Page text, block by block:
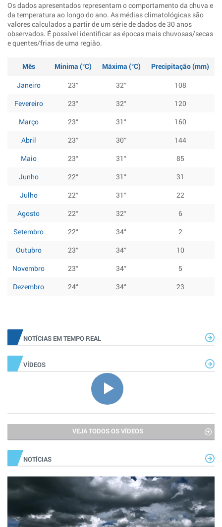
Os dados apresentados representam o comportamento da chuva e
da temperatura ao longo do ano. As médias climatológicas são
valores calculados a partir de um série de dados de 30 anos
observados. É possível identificar as épocas mais chuvosas/secas
e quentes/frias de uma região.
Mês Minima (°C) Máxima (°C)
Precipitação (mm)
Janeiro
23° 32°
108
Fevereiro
23° 32°
120
Março
23° 31°
160
Abril
23° 30°
144
Maio
23° 31°
85
Junho
22° 31°
31
Julho
22° 31°
22
Agosto
22° 32°
6
Setembro
22° 34°
2
Outubro
23° 34°
10
Novembro
23° 34°
5
Dezembro
24° 34° 23
NOTÍCIAS EM TEMPO REAL
VÍDEOS
VEJA TODOS OS VÍDEOS
NOTÍCIAS